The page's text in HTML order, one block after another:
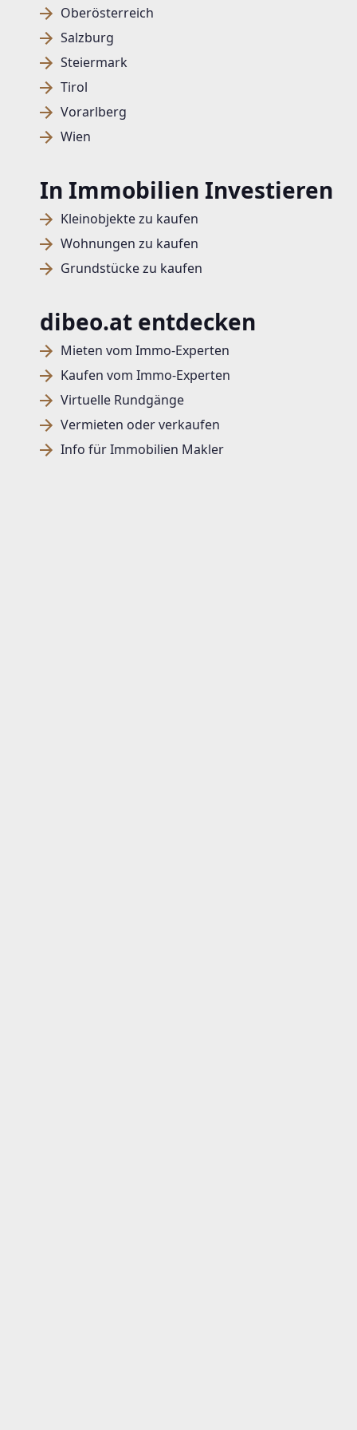
Oberösterreich
Salzburg
Steiermark
Tirol
Vorarlberg
Wien
In Immobilien Investieren
Kleinobjekte zu kaufen
Wohnungen zu kaufen
Grundstücke zu kaufen
dibeo.at entdecken
Mieten vom Immo-Experten
Kaufen vom Immo-Experten
Virtuelle Rundgänge
Vermieten oder verkaufen
Info für Immobilien Makler